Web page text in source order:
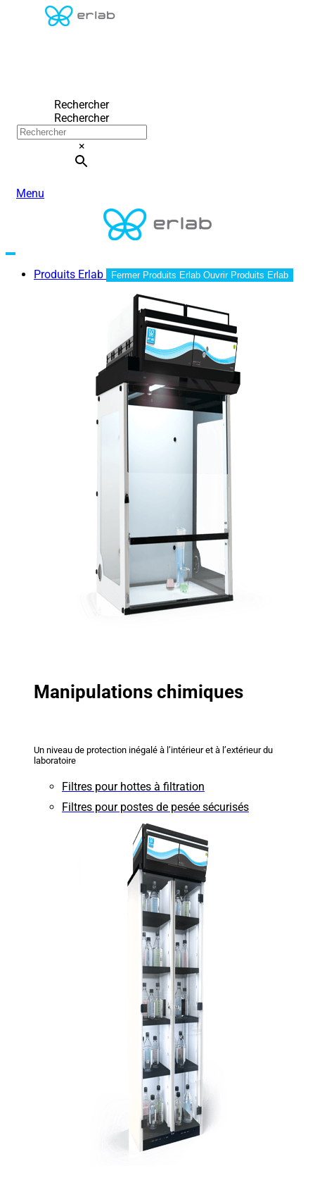
Rechercher
Rechercher
×
Menu
Produits Erlab Fermer Produits Erlab Ouvrir Produits Erlab
Manipulations chimiques
Un niveau de protection inégalé à l’intérieur et à l’extérieur du
laboratoire
Filtres pour hottes à filtration
Filtres pour postes de pesée sécurisés